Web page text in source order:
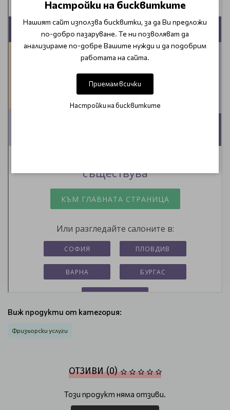
Виж продукти от категория:
Фризьорски услуги
ОТЗИВИ (0)
Този продукт няма отзиви.
Настройки на бисквитките
Нашият сайт използва бисквитки, за да Ви предложи
по-добро пазаруване. Те ни позволяват да
анализираме по-добре Вашите нужди и да подобрим
работата на сайта.
Приемам всички
Настройки на бисквитките